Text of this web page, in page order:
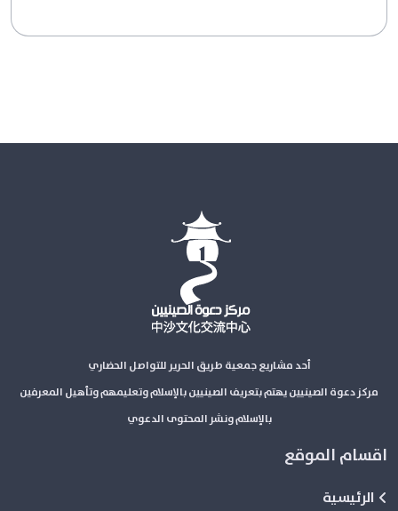
أحد مشاريع جمعية طريق الحرير للتواصل الحضاري
مركز دعوة الصينيين يهتم بتعريف الصينيين بالإسلام وتعليمهم وتأهيل المعرفين
بالإسلام ونشر المحتوى الدعوي
اقسام الموقع
الرئيسية